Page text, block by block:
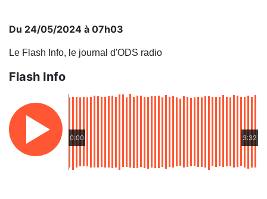
Du 24/05/2024 à 07h03
Le Flash Info, le journal d'ODS radio
Flash Info
0:00 3:32